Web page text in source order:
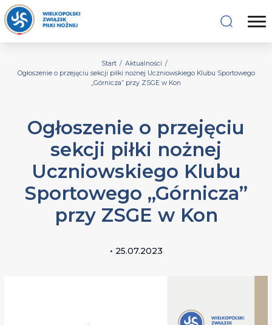
Start / Aktualności /
Ogłoszenie o przejęciu sekcji piłki nożnej Uczniowskiego Klubu Sportowego
„Górnicza” przy ZSGE w Kon
Ogłoszenie o przejęciu
sekcji piłki nożnej
Uczniowskiego Klubu
Sportowego „Górnicza”
przy ZSGE w Kon
• 25.07.2023